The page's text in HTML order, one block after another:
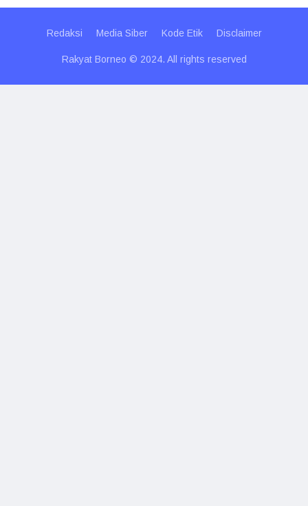
Redaksi Media Siber Kode Etik Disclaimer
Rakyat Borneo © 2024. All rights reserved